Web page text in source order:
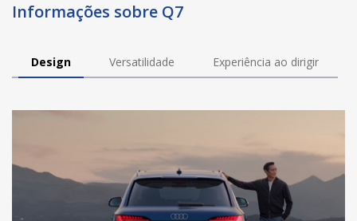
Informações sobre Q7
Design Versatilidade Experiência ao dirigir